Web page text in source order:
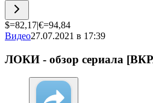
$=82,17|€=94,84
Видео27.07.2021 в 17:39
ЛОКИ - обзор сериала